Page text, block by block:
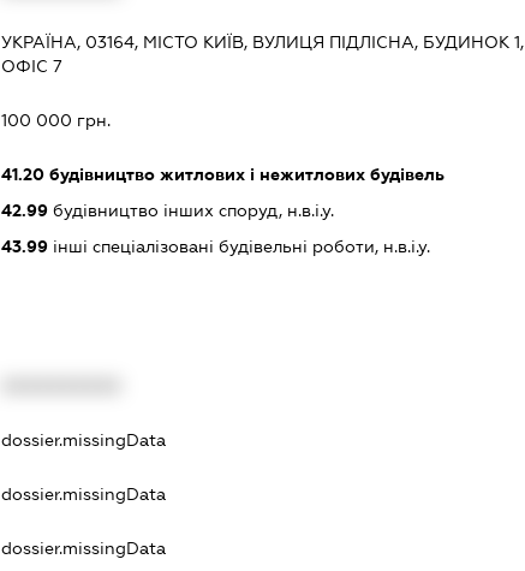
УКРАЇНА, 03164, МІСТО КИЇВ, ВУЛИЦЯ ПІДЛІСНА, БУДИНОК 1,
ОФІС 7
100 000 грн.
41.20будівництво житлових і нежитлових будівель
42.99будівництво інших споруд, н.в.і.у.
43.99інші спеціалізовані будівельні роботи, н.в.і.у.
dossier.missingData
dossier.missingData
dossier.missingData